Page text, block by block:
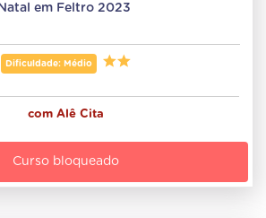
em Feltro 2023
Dificuldade: Médio
com Alê Cita
Curso bloqueado